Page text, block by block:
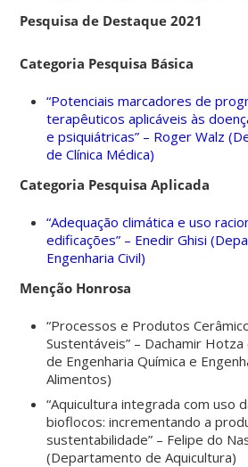
Pesquisa de Destaque 2021
Categoria Pesquisa Básica
“Potenciais marcadores de
terapêuticos aplicáveis às
e psiquiátricas” – Roger Walz
de Clínica Médica)
Categoria Pesquisa Aplicada
“Adequação climática e uso
edificações” – Enedir Ghisi
Engenharia Civil)
Menção Honrosa
“Processos e Produtos
Sustentáveis” – Dachamir
de Engenharia Química e
Alimentos)
“Aquicultura integrada com uso
bioflocos: incrementando a
sustentabilidade” – Felipe do
(Departamento de Aquicultura)